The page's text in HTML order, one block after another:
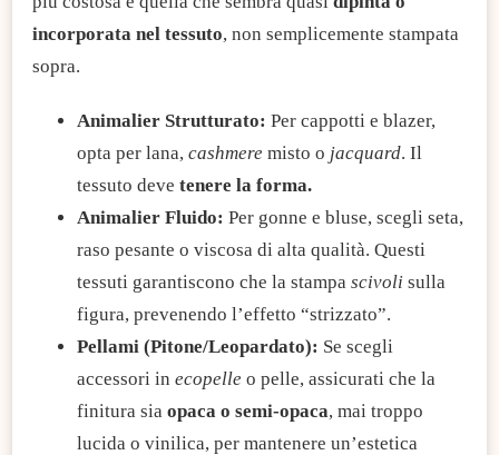
incorporata nel tessuto, non semplicemente stampata
sopra.
​Animalier Strutturato: Per cappotti e blazer,
opta per lana, cashmere misto o jacquard. Il
tessuto deve tenere la forma.
​Animalier Fluido: Per gonne e bluse, scegli seta,
raso pesante o viscosa di alta qualità. Questi
tessuti garantiscono che la stampa scivoli sulla
figura, prevenendo l’effetto “strizzato”.
​Pellami (Pitone/Leopardato): Se scegli
accessori in ecopelle o pelle, assicurati che la
finitura sia opaca o semi-opaca, mai troppo
lucida o vinilica, per mantenere un’estetica